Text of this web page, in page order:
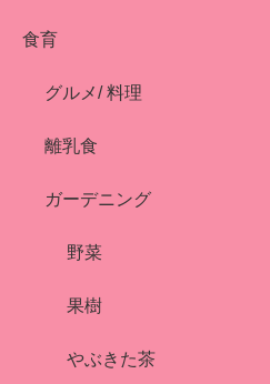
食育
グルメ/ 料理
離乳食
ガーデニング
野菜
果樹
やぶきた茶